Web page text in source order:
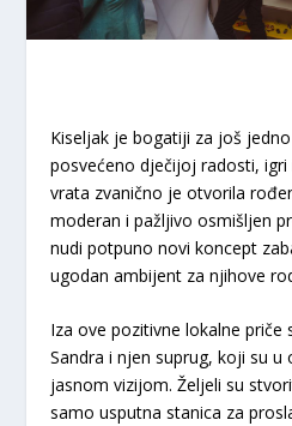
Kiseljak je bogatiji za još
posvećeno dječijoj radosti, igri
vrata zvanično je otvorila
moderan i pažljivo osmišljen
nudi potpuno novi koncept
ugodan ambijent za njihove
​Iza ove pozitivne lokalne priče
Sandra i njen suprug, koji su u
jasnom vizijom. Željeli su
samo usputna stanica za